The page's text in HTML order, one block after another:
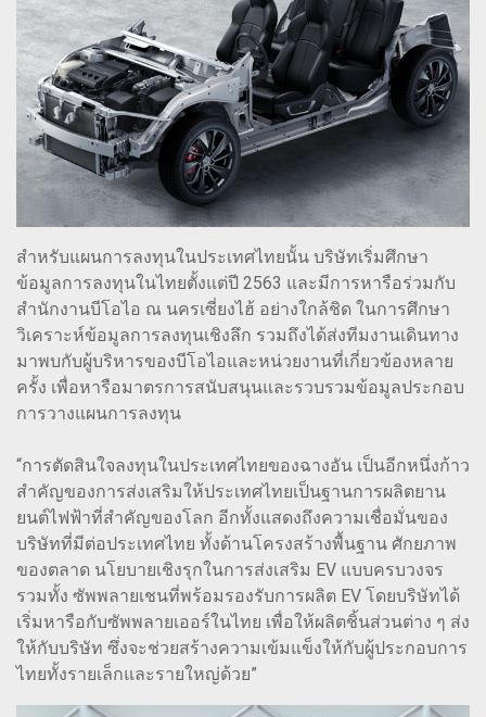
สำหรับแผนการลงทุนในประเทศไทยนั้น บริษัทเริ่มศึกษา
ข้อมูลการลงทุนในไทยตั้งแต่ปี 2563 และมีการหารือร่วมกับ
สำนักงานบีโอไอ ณ นครเซี่ยงไฮ้ อย่างใกล้ชิด ในการศึกษา
วิเคราะห์ข้อมูลการลงทุนเชิงลึก รวมถึงได้ส่งทีมงานเดินทาง
มาพบกับผู้บริหารของบีโอไอและหน่วยงานที่เกี่ยวข้องหลาย
ครั้ง เพื่อหารือมาตรการสนับสนุนและรวบรวมข้อมูลประกอบ
การวางแผนการลงทุน
“การตัดสินใจลงทุนในประเทศไทยของฉางอัน เป็นอีกหนึ่งก้าว
สำคัญของการส่งเสริมให้ประเทศไทยเป็นฐานการผลิตยาน
ยนต์ไฟฟ้าที่สำคัญของโลก อีกทั้งแสดงถึงความเชื่อมั่นของ
บริษัทที่มีต่อประเทศไทย ทั้งด้านโครงสร้างพื้นฐาน ศักยภาพ
ของตลาด นโยบายเชิงรุกในการส่งเสริม EV แบบครบวงจร
รวมทั้ง ซัพพลายเชนที่พร้อมรองรับการผลิต EV โดยบริษัทได้
เริ่มหารือกับซัพพลายเออร์ในไทย เพื่อให้ผลิตชิ้นส่วนต่าง ๆ ส่ง
ให้กับบริษัท ซึ่งจะช่วยสร้างความเข้มแข็งให้กับผู้ประกอบการ
ไทยทั้งรายเล็กและรายใหญ่ด้วย”